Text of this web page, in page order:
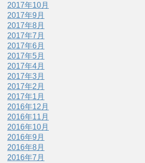
2017年10月
2017年9月
2017年8月
2017年7月
2017年6月
2017年5月
2017年4月
2017年3月
2017年2月
2017年1月
2016年12月
2016年11月
2016年10月
2016年9月
2016年8月
2016年7月